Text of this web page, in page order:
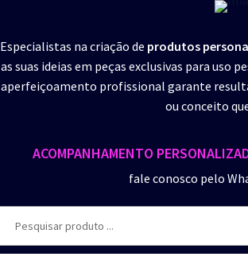
Especialistas na criação de produtos
as suas ideias em peças exclusivas para uso
aperfeiçoamento profissional garante
ou conceito
ACOMPANHAMENTO
fale conosco pelo